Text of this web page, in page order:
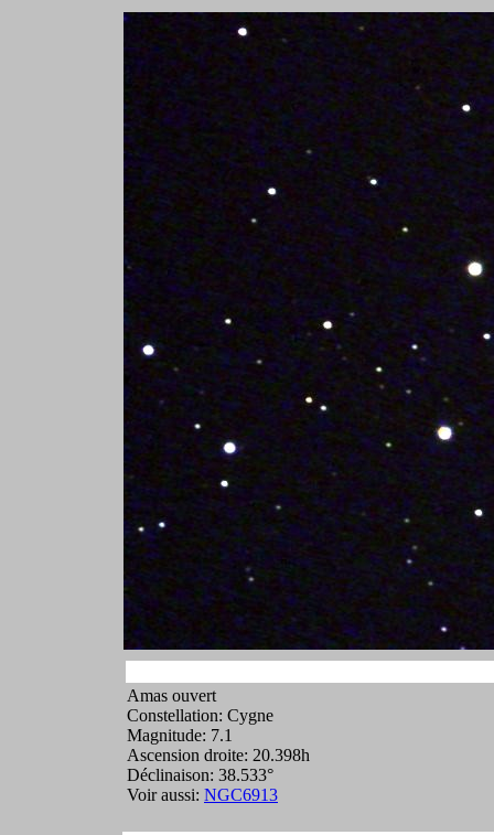
Amas ouvert
Constellation: Cygne
Magnitude: 7.1
Ascension droite: 20.398h
Déclinaison: 38.533°
Voir aussi: NGC6913